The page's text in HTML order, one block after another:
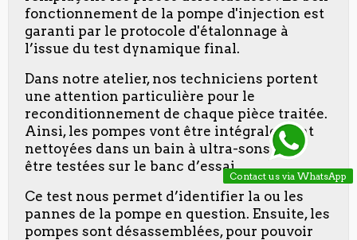
fonctionnement de la pompe d'injection est
garanti par le protocole d'étalonnage à
l’issue du test dynamique final.
Dans notre atelier, nos techniciens portent
une attention particulière pour le
reconditionnement de chaque pièce traitée.
Ainsi, les pompes vont être intégralement
nettoyées dans un bain à ultra-sons pour
être testées sur le banc d’essai.
Ce test nous permet d’identifier la ou les
pannes de la pompe en question. Ensuite, les
pompes sont désassemblées, pour pouvoir
Contact us via WhatsApp